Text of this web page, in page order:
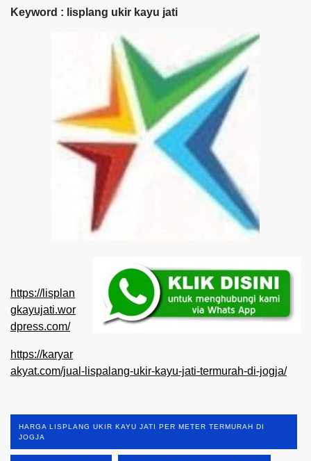
Keyword : lisplang ukir kayu jati
https://lisplan
gkayujati.wor
dpress.com/
https://karyar
akyat.com/jual-lispalang-ukir-kayu-jati-termurah-di-jogja/
HARGA LISPLANG UKIR KAYU JATI PER METER TERMURAH DI
JOGJA